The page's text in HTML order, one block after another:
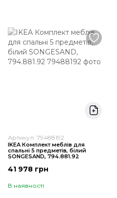
Артикул: 79488192
IKEA Комплект меблів для
спальні 5 предметів, білий
SONGESAND, 794.881.92
41 978 грн
В наявності